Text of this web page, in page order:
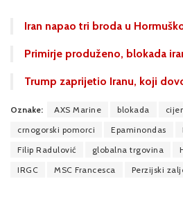
Iran napao tri broda u
Primirje produženo, blokada
Trump zaprijetio Iranu, koji
Oznake: AXS Marine blokada
crnogorski pomorci
Epaminondas
Filip Radulović
globalna trgovina
IRGC
MSC Francesca Perzijski